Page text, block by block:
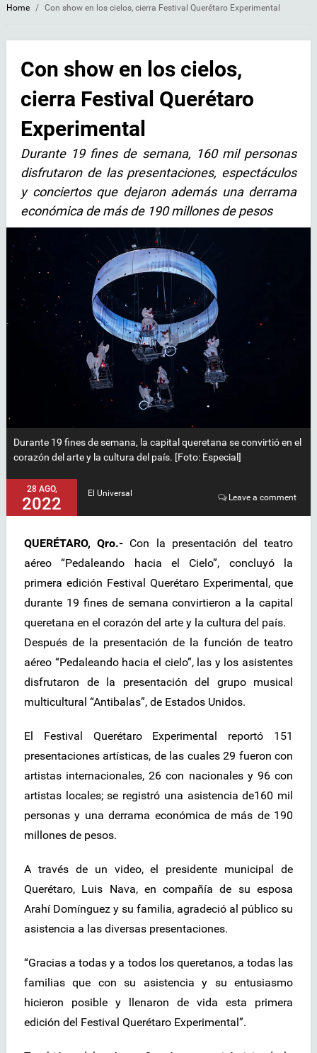
Home / Con show en los cielos, cierra Festival Querétaro Experimental
Con show en los cielos,
cierra Festival Querétaro
Experimental
Durante 19 fines de semana, 160 mil personas
disfrutaron de las presentaciones, espectáculos
y conciertos que dejaron además una derrama
económica de más de 190 millones de pesos
Durante 19 fines de semana, la capital queretana se convirtió en el
corazón del arte y la cultura del país. [Foto: Especial]
28 AGO,
2022
El Universal Leave a comment
QUERÉTARO, Qro.- Con la presentación del teatro
aéreo “Pedaleando hacia el Cielo”, concluyó la
primera edición Festival Querétaro Experimental, que
durante 19 fines de semana convirtieron a la capital
queretana en el corazón del arte y la cultura del país.
Después de la presentación de la función de teatro
aéreo “Pedaleando hacia el cielo”, las y los asistentes
disfrutaron de la presentación del grupo musical
multicultural “Antibalas”, de Estados Unidos.
El Festival Querétaro Experimental reportó 151
presentaciones artísticas, de las cuales 29 fueron con
artistas internacionales, 26 con nacionales y 96 con
artistas locales; se registró una asistencia de160 mil
personas y una derrama económica de más de 190
millones de pesos.
A través de un video, el presidente municipal de
Querétaro, Luis Nava, en compañía de su esposa
Arahí Domínguez y su familia, agradeció al público su
asistencia a las diversas presentaciones.
“Gracias a todas y a todos los queretanos, a todas las
familias que con su asistencia y su entusiasmo
hicieron posible y llenaron de vida esta primera
edición del Festival Querétaro Experimental”.